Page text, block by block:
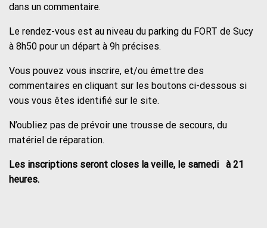
dans un commentaire.
Le rendez-vous est au niveau du parking du FORT de Sucy
à 8h50 pour un départ à 9h précises.
Vous pouvez vous inscrire, et/ou émettre des
commentaires en cliquant sur les boutons ci-dessous si
vous vous êtes identifié sur le site.
N’oubliez pas de prévoir une trousse de secours, du
matériel de réparation.
Les inscriptions seront closes la veille, le samedi à 21
heures.